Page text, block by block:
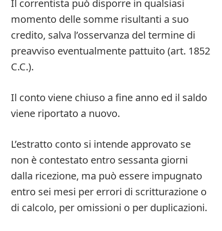
Il correntista può disporre in qualsiasi
momento delle somme risultanti a suo
credito, salva l’osservanza del termine di
preavviso eventualmente pattuito (art. 1852
C.C.).
Il conto viene chiuso a fine anno ed il saldo
viene riportato a nuovo.
L’estratto conto si intende approvato se
non è contestato entro sessanta giorni
dalla ricezione, ma può essere impugnato
entro sei mesi per errori di scritturazione o
di calcolo, per omissioni o per duplicazioni.